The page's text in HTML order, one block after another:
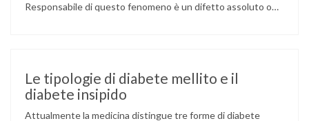
Responsabile di questo fenomeno è un difetto assoluto o
alla …
Le tipologie di diabete mellito e il
diabete insipido
Attualmente la medicina distingue tre forme di diabete